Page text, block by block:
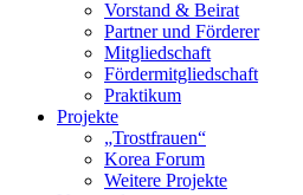
Vorstand & Beirat
Partner und Förderer
Mitgliedschaft
Fördermitgliedschaft
Praktikum
Projekte
„Trostfrauen“
Korea Forum
Weitere Projekte